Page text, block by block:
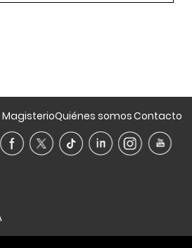
MagisterioQuiénes somosContacto